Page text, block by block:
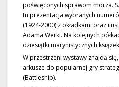
poświęconych sprawom morza.
tu prezentacja wybranych
(1924-2000) z okładkami oraz
Adama Werki. Na kolejnych
dziesiątki marynistycznych
W przestrzeni wystawy znajdą
arkusze do popularnej gry
(Battleship).